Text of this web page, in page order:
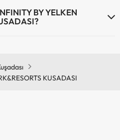
BY YELKEN
KUSADASI